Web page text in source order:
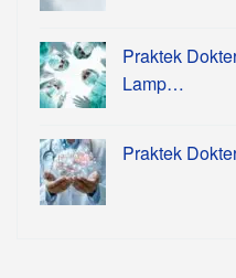
Praktek
Lamp…
Praktek